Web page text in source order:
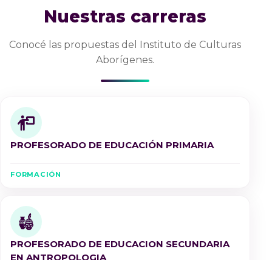
Nuestras carreras
Conocé las propuestas del Instituto de Culturas
Aborígenes.
PROFESORADO DE EDUCACIÓN PRIMARIA
FORMACIÓN
PROFESORADO DE EDUCACION SECUNDARIA
EN ANTROPOLOGIA